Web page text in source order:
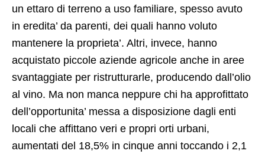
un ettaro di terreno a uso familiare, spesso avuto
in eredita’ da parenti, dei quali hanno voluto
mantenere la proprieta’. Altri, invece, hanno
acquistato piccole aziende agricole anche in aree
svantaggiate per ristrutturarle, producendo dall’olio
al vino. Ma non manca neppure chi ha approfittato
dell’opportunita’ messa a disposizione dagli enti
locali che affittano veri e propri orti urbani,
aumentati del 18,5% in cinque anni toccando i 2,1